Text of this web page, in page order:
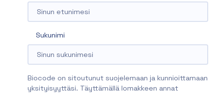
Sukunimi
Biocode on sitoutunut suojelemaan ja kunnioittamaan
yksityisyyttäsi. Täyttämällä lomakkeen annat